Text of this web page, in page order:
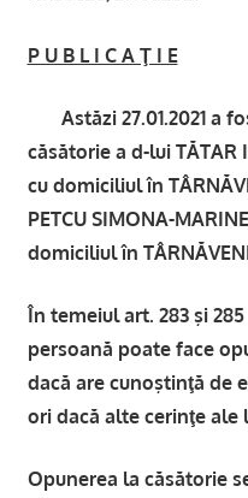
P U B L I C A Ţ I E
Astăzi 27.01.2021 a
căsătorie a d-lui TĂTAR
cu domiciliul în
PETCU SIMONA-
domiciliul în
În temeiul art. 283 şi
persoană poate face
dacă are cunoştinţă de
ori dacă alte cerinţe
Opunerea la căsătorie